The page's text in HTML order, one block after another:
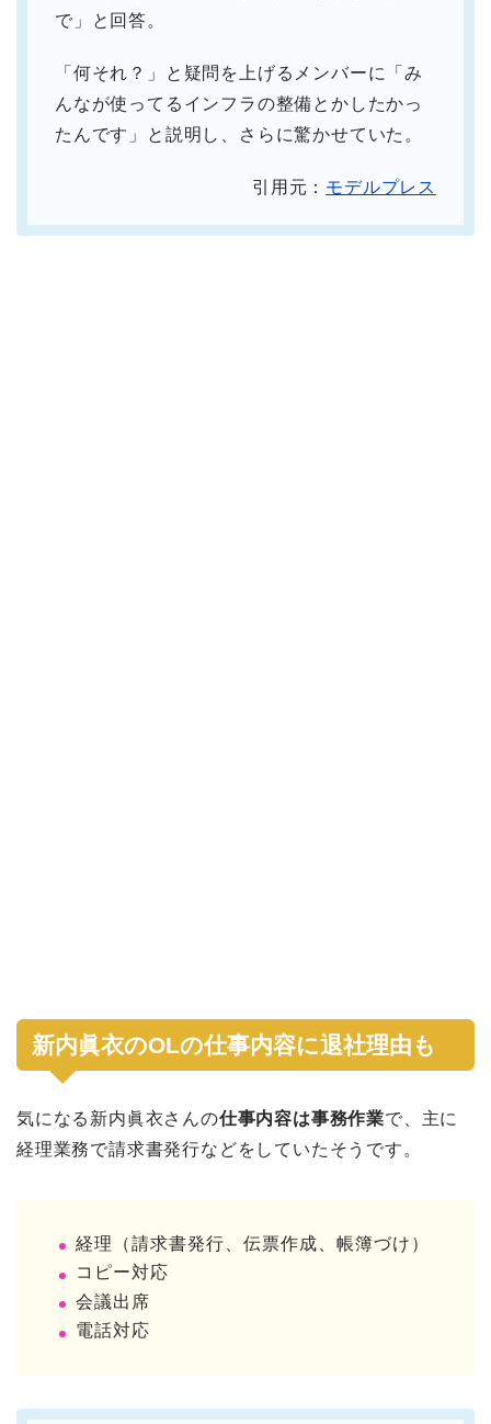
で」と回答。
「何それ？」と疑問を上げるメンバーに「み
んなが使ってるインフラの整備とかしたかっ
たんです」と説明し、さらに驚かせていた。
引用元： モデルプレス
新内眞衣のOLの仕事内容に退社理由も
気になる新内眞衣さんの仕事内容は事務作業で、主に
経理業務で請求書発行などをしていたそうです。
経理（請求書発行、伝票作成、帳簿づけ）
コピー対応
会議出席
電話対応